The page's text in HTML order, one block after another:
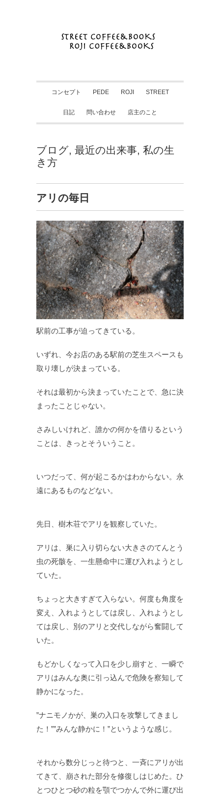
コンセプト PEDE ROJI STREET
日記 問い合わせ 店主のこと
ブログ, 最近の出来事, 私の生
き方
アリの毎日
駅前の工事が迫ってきている。
いずれ、今お店のある駅前の芝生スペースも
取り壊しが決まっている。
それは最初から決まっていたことで、急に決
まったことじゃない。
さみしいけれど、誰かの何かを借りるという
ことは、きっとそういうこと。
いつだって、何が起こるかはわからない。永
遠にあるものなどない。
先日、樹木荘でアリを観察していた。
アリは、巣に入り切らない大きさのてんとう
虫の死骸を、一生懸命中に運び入れようとし
ていた。
ちょっと大きすぎて入らない。何度も角度を
変え、入れようとしては戻し、入れようとし
ては戻し、別のアリと交代しながら奮闘して
いた。
もどかしくなって入口を少し崩すと、一瞬で
アリはみんな奥に引っ込んで危険を察知して
静かになった。
”ナニモノかが、巣の入口を攻撃してきまし
た！””みんな静かに！”というような感じ。
それから数分じっと待つと、一斉にアリが出
てきて、崩された部分を修復しはじめた。ひ
とつひとつ砂の粒を顎でつかんで外に運び出